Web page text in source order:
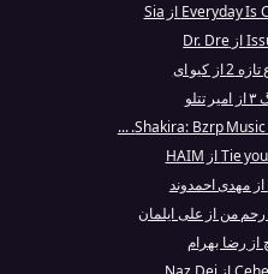
کیو ای
من از علی ایلمان
از رضا بهرام